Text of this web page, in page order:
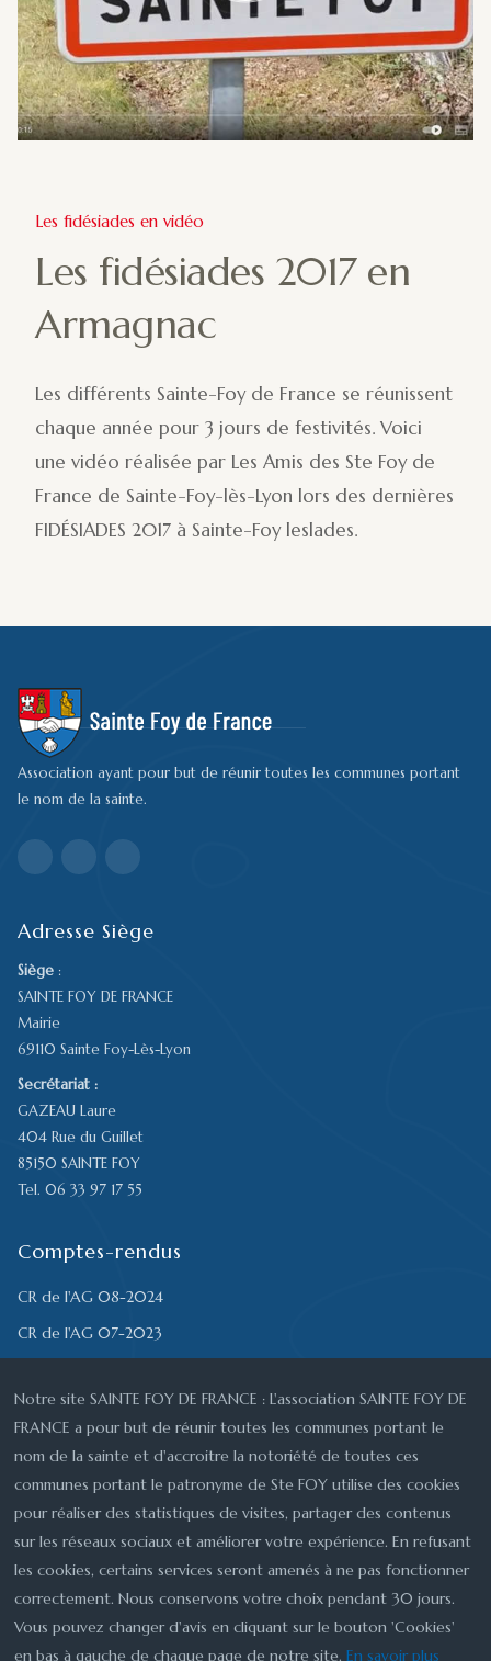
Les fidésiades en vidéo
Les fidésiades 2017 en
Armagnac
Les différents Sainte-Foy de France se réunissent
chaque année pour 3 jours de festivités. Voici
une vidéo réalisée par Les Amis des Ste Foy de
France de Sainte-Foy-lès-Lyon lors des dernières
FIDÉSIADES 2017 à Sainte-Foy leslades.
Association ayant pour but de réunir toutes les communes portant
le nom de la sainte.
Adresse Siège
Siège :
SAINTE FOY DE FRANCE
Mairie
69110 Sainte Foy-Lès-Lyon
Secrétariat :
GAZEAU Laure
404 Rue du Guillet
85150 SAINTE FOY
Tel. 06 33 97 17 55
Comptes-rendus
CR de l'AG 08-2024
CR de l'AG 07-2023
CR de l'AG 08-2022
CR du 21-08-2021
CR du 10-10-2020
Notre site SAINTE FOY DE FRANCE : L'association SAINTE FOY DE
FRANCE a pour but de réunir toutes les communes portant le
nom de la sainte et d'accroitre la notoriété de toutes ces
communes portant le patronyme de Ste FOY utilise des cookies
pour réaliser des statistiques de visites, partager des contenus
sur les réseaux sociaux et améliorer votre expérience. En refusant
les cookies, certains services seront amenés à ne pas fonctionner
correctement. Nous conservons votre choix pendant 30 jours.
Vous pouvez changer d'avis en cliquant sur le bouton 'Cookies'
en bas à gauche de chaque page de notre site.En savoir plus
Copyright © 2026 SAINTE FOY DE FRANCE : L'association SAINTE